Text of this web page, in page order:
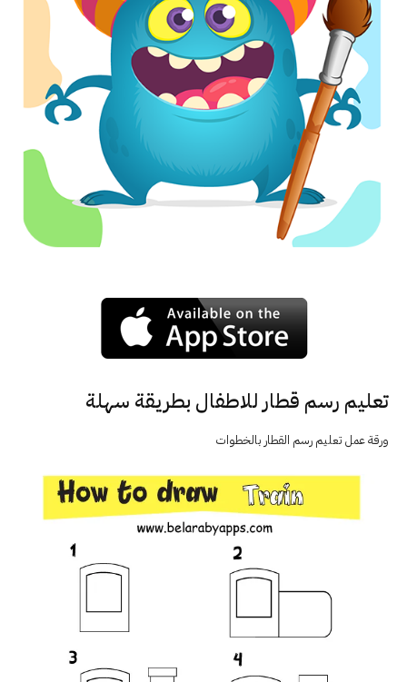
تعليم رسم قطار للاطفال بطريقة سهلة
ورقة عمل تعليم رسم القطار بالخطوات